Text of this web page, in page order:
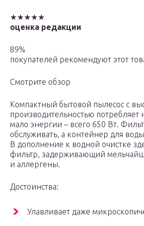
★★★★★
оценка редакции
89%
покупателей рекомендуют этот
Смотрите обзор
Компактный бытовой пылесос с
производительностью потребляет
мало энергии – всего 650 Вт.
обслуживать, а контейнер для
В дополнение к водной очистке
фильтр, задерживающий
и аллергены.
Достоинства:
Улавливает даже